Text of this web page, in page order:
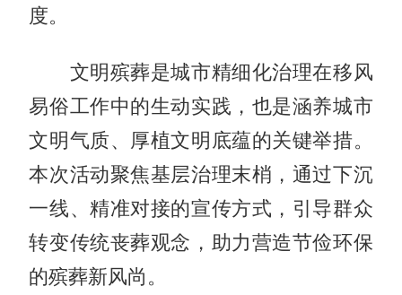
度。
文明殡葬是城市精细化治理在移风
易俗工作中的生动实践，也是涵养城市
文明气质、厚植文明底蕴的关键举措。
本次活动聚焦基层治理末梢，通过下沉
一线、精准对接的宣传方式，引导群众
转变传统丧葬观念，助力营造节俭环保
的殡葬新风尚。